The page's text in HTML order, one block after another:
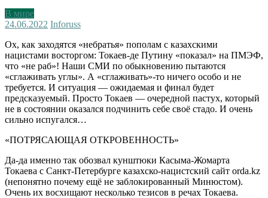
В мире
24.06.2022 Inforuss
Ох, как заходятся «небратья» пополам с казахскими
нацистами восторгом: Токаев-де Путину «показал» на ПМЭФ,
что «не раб»! Наши СМИ по обыкновению пытаются
«сглаживать углы». А «сглаживать»-то ничего особо и не
требуется. И ситуация — ожидаемая и финал будет
предсказуемый. Просто Токаев — очередной пастух, который
не в состоянии оказался подчинить себе своё стадо. И очень
сильно испугался…
«ПОТРЯСАЮЩАЯ ОТКРОВЕННОСТЬ»
Да-да именно так обозвал кунштюки Касыма-Жомарта
Токаева с Санкт-Петербурге казахско-нацистский сайт orda.kz
(непонятно почему ещё не заблокированный Минюстом).
Очень их восхищают несколько тезисов в речах Токаева.